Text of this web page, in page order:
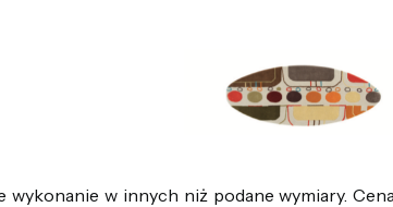
wykonanie w innych niż podane wymiary.